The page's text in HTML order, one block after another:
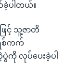
ခဲ့ပါတယ်။
ြင့် သူ့ဇာတိ
ရစ်ကက်
ပွဲကို လုပ်ပေးခဲ့ပါ